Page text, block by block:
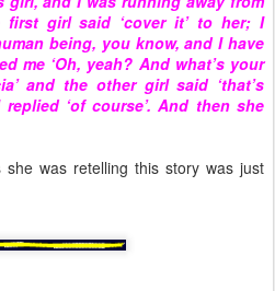
first girl said ‘cover it’ to her; I
being, you know, and I have
me ‘Oh, yeah? And what’s your
and the other girl said ‘that’s
‘of course’. And then she
she was retelling this story was just